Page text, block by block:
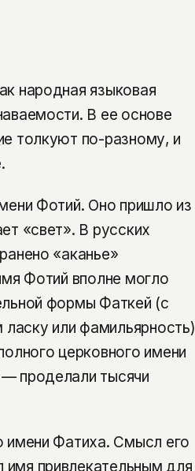
народная языковая
В ее основе
толкуют по-разному, и
Фотий. Оно пришло из
«свет». В русских
«аканье»
Фотий вполне могло
формы Фаткей (с
или фамильярность)
церковного имени
проделали тысячи
имени Фатиха. Смысл его
привлекательным для